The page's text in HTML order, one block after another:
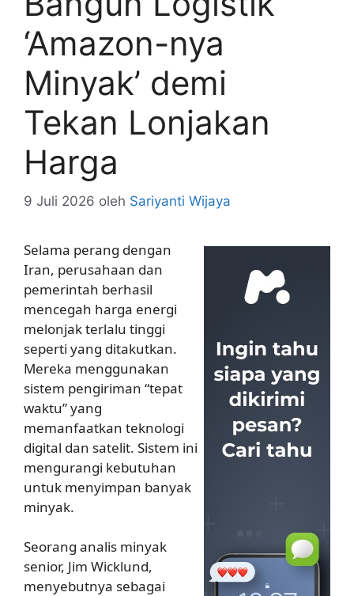
‘Amazon-nya
Minyak’ demi
Tekan Lonjakan
Harga
9 Juli 2026 oleh Sariyanti Wijaya
Selama perang dengan
Iran, perusahaan dan
pemerintah berhasil
mencegah harga energi
melonjak terlalu tinggi
seperti yang ditakutkan.
Mereka menggunakan
sistem pengiriman “tepat
waktu” yang
memanfaatkan teknologi
digital dan satelit. Sistem ini
mengurangi kebutuhan
untuk menyimpan banyak
minyak.
Seorang analis minyak
senior, Jim Wicklund,
menyebutnya sebagai